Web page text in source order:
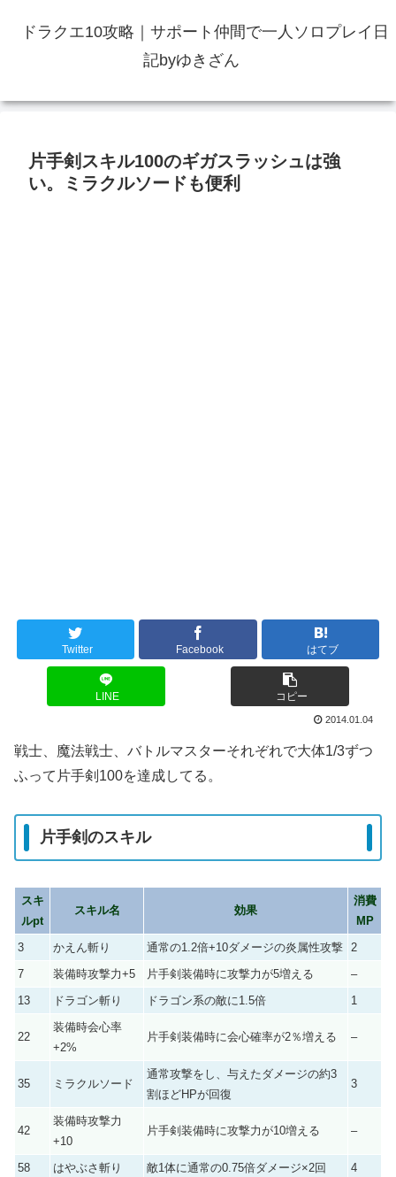
ドラクエ10攻略｜サポート仲間で一人ソロプレイ日
記byゆきざん
片手剣スキル100のギガスラッシュは強
い。ミラクルソードも便利
Twitter Facebook はてブ
LINE コピー
2014.01.04
戦士、魔法戦士、バトルマスターそれぞれで大体1/3ずつ
ふって片手剣100を達成してる。
片手剣のスキル
スキ
ルpt
スキル名 効果
消費
MP
3
かえん斬り 通常の1.2倍+10ダメージの炎属性攻撃
2
7
装備時攻撃力+5 片手剣装備時に攻撃力が5増える
–
13
ドラゴン斬り ドラゴン系の敵に1.5倍 1
22
装備時会心率
+2%
片手剣装備時に会心確率が2％増える –
35 ミラクルソード
通常攻撃をし、与えたダメージの約3
割ほどHPが回復
3
42
装備時攻撃力
+10
片手剣装備時に攻撃力が10増える –
58 はやぶさ斬り 敵1体に通常の0.75倍ダメージ×2回 4